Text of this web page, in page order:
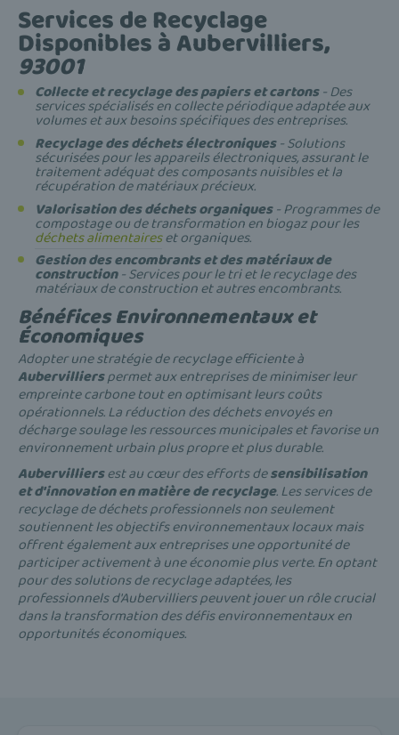
Services de Recyclage
Disponibles àAubervilliers,
93001
Collecte et recyclage des papiers et cartons- Des
services spécialisés en collecte périodique adaptée aux
volumes et aux besoins spécifiques des entreprises.
Recyclage des déchets électroniques- Solutions
sécurisées pour les appareils électroniques, assurant le
traitement adéquat des composants nuisibles et la
récupération de matériaux précieux.
Valorisation des déchets organiques- Programmes de
compostage ou de transformation en biogaz pour les
déchets alimentaireset organiques.
Gestion des encombrants et des matériaux de
construction- Services pour le tri et le recyclage des
matériaux de construction et autres encombrants.
Bénéfices Environnementaux et
Économiques
Adopter une stratégie de recyclage efficiente à
Aubervillierspermet aux entreprises de minimiser leur
empreinte carbone tout en optimisant leurs coûts
opérationnels. La réduction des déchets envoyés en
décharge soulage les ressources municipales et favorise un
environnement urbain plus propre et plus durable.
Aubervilliersest au cœur des efforts desensibilisation
et d'innovation en matière de recyclage. Les services de
recyclage de déchets professionnels non seulement
soutiennent les objectifs environnementaux locaux mais
offrent également aux entreprises une opportunité de
participer activement à une économie plus verte. En optant
pour des solutions de recyclage adaptées, les
professionnels d'Aubervilliers peuvent jouer un rôle crucial
dans la transformation des défis environnementaux en
opportunités économiques.